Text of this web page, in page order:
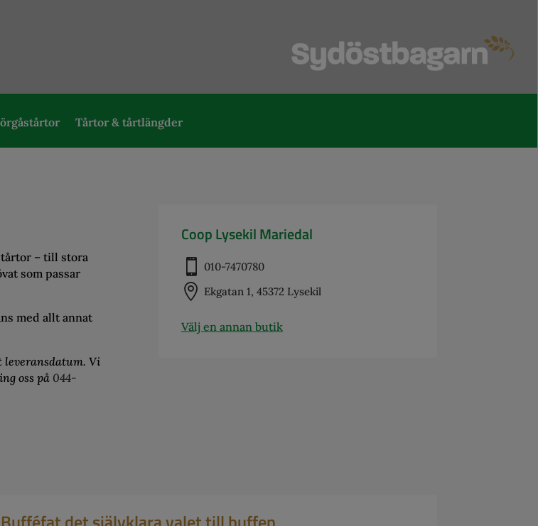
Tårtor & tårtlängder
– till stora
som passar
med allt annat
leveransdatum. Vi
oss på 044-
Coop Lysekil Mariedal
 010-7470780
 Ekgatan 1, 45372 Lysekil
Välj en annan butik